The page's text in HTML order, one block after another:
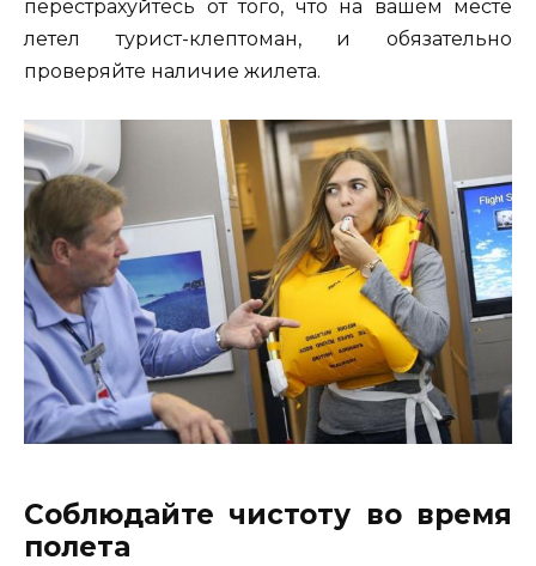
перестрахуйтесь от того, что на вашем месте
летел турист-клептоман, и обязательно
проверяйте наличие жилета.
Соблюдайте чистоту во время
полета